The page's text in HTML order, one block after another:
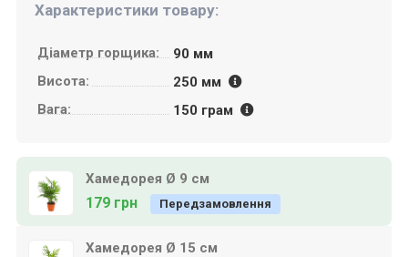
Характеристики товару:
Діаметр горщика: 90 мм
Висота:
250 мм
Вага:
150 грам
Хамедорея Ø 9 см
179 грн Передзамовлення
Хамедорея Ø 15 см